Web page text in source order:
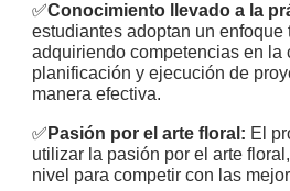
✅Conocimiento llevado a la
estudiantes adoptan un enfoque
adquiriendo competencias en la
planificación y ejecución de
manera efectiva.
✅ Pasión por el arte floral: El
utilizar la pasión por el arte
nivel para competir con las